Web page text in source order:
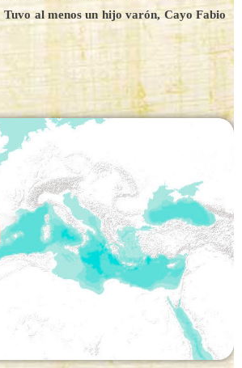
al menos un hijo varón, Cayo Fabio